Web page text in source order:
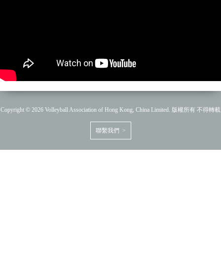
Copyright © 2026 Volleyball Association of Hong Kong, China Limited. 版權所有 不得轉載
聯繫我們 >